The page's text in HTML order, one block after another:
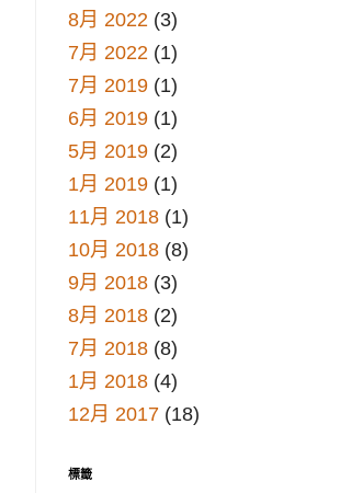
8月 2022 (3)
7月 2022 (1)
7月 2019 (1)
6月 2019 (1)
5月 2019 (2)
1月 2019 (1)
11月 2018 (1)
10月 2018 (8)
9月 2018 (3)
8月 2018 (2)
7月 2018 (8)
1月 2018 (4)
12月 2017 (18)
標籤